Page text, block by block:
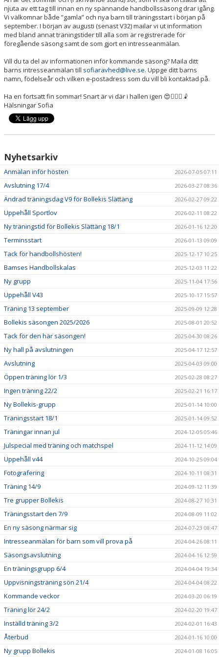
BILDGALLERI
KONTAKT
njuta av ett tag till innan en ny spännande handbollssäsong drar igång.
Vi välkomnar både ”gamla” och nya barn till träningsstart i början på
september. I början av augusti (senast V32) mailar vi ut information
med bland annat träningstider till alla som är registrerade för
föregående säsong samt de som gjort en intresseanmälan.
Vill du ta del av informationen inför kommande säsong? Maila ditt
barns intresseanmälan till sofiaravhed@live.se. Uppge ditt barns
namn, födelseår och vilken e-postadress som du vill bli kontaktad på.
Ha en fortsatt fin sommar! Snart är vi där i hallen igen 😍🤾🏼‍♀️🤾
Hälsningar Sofia
Nyhetsarkiv
Anmälan inför hösten 2026-07-05 07:11
Avslutning 17/4 2026-03-27 08:36
Ändrad träningsdag V9 för Bollekis Slättäng 2026-02-27 09:22
Uppehåll Sportlov 2026-02-11 08:22
Ny träningstid för Bollekis Slättäng 18/1 2026-01-16 12:20
Terminsstart 2026-01-13 09:09
Tack för handbollshösten! 2025-12-17 10:25
Bamses Handbollskalas 2025-12-03 11:22
Ny grupp 2025-11-04 17:56
Uppehåll V43 2025-10-17 15:57
Träning 13 september 2025-09-09 12:28
Bollekis säsongen 2025/2026 2025-08-01 20:52
Tack för den här säsongen! 2025-04-30 08:26
Ny hall på avslutningen 2025-04-17 12:57
Avslutning 2025-04-03 09:00
Öppen träning lör 1/3 2025-02-28 08:27
Ingen träning 22/2 2025-02-21 16:17
Ny Bollekis-grupp 2025-01-14 10:00
Träningsstart 18/1 2025-01-14 09:52
Träningar innan jul 2024-12-05 05:46
Julspecial med träning och matchspel 2024-11-12 14:09
Uppehåll v44 2024-10-25 09:04
Fotografering 2024-10-11 08:31
Träning 14/9 2024-09-12 11:39
Tre grupper Bollekis 2024-08-27 10:31
Träningsstart den 7/9 2024-08-09 11:02
En ny säsong närmar sig 2024-07-23 08:47
Intresseanmälan för barn som vill prova på 2024-04-26 08:11
Säsongsavslutning 2024-04-16 12:59
En träningsgrupp 6/4 2024-04-04 19:34
Uppvisningsträning sön 21/4 2024-04-04 08:22
Kommande veckor 2024-03-20 06:19
Träning lör 24/2 2024-02-20 19:47
Inställd träning 3/2 2024-02-01 16:43
Återbud 2024-01-16 10:00
Ny grupp Bollekis 2024-01-08 16:05